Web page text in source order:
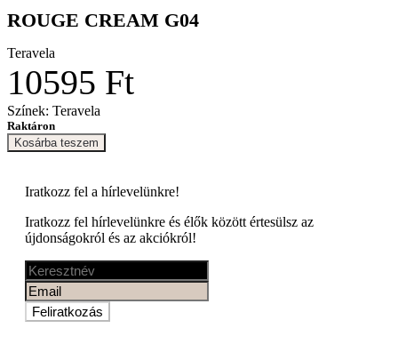
ROUGE CREAM G04
Teravela
10595 Ft
Színek: Teravela
Raktáron
Kosárba teszem
Iratkozz fel a hírlevelünkre!
Iratkozz fel hírlevelünkre és élők között értesülsz az
újdonságokról és az akciókról!
Feliratkozás